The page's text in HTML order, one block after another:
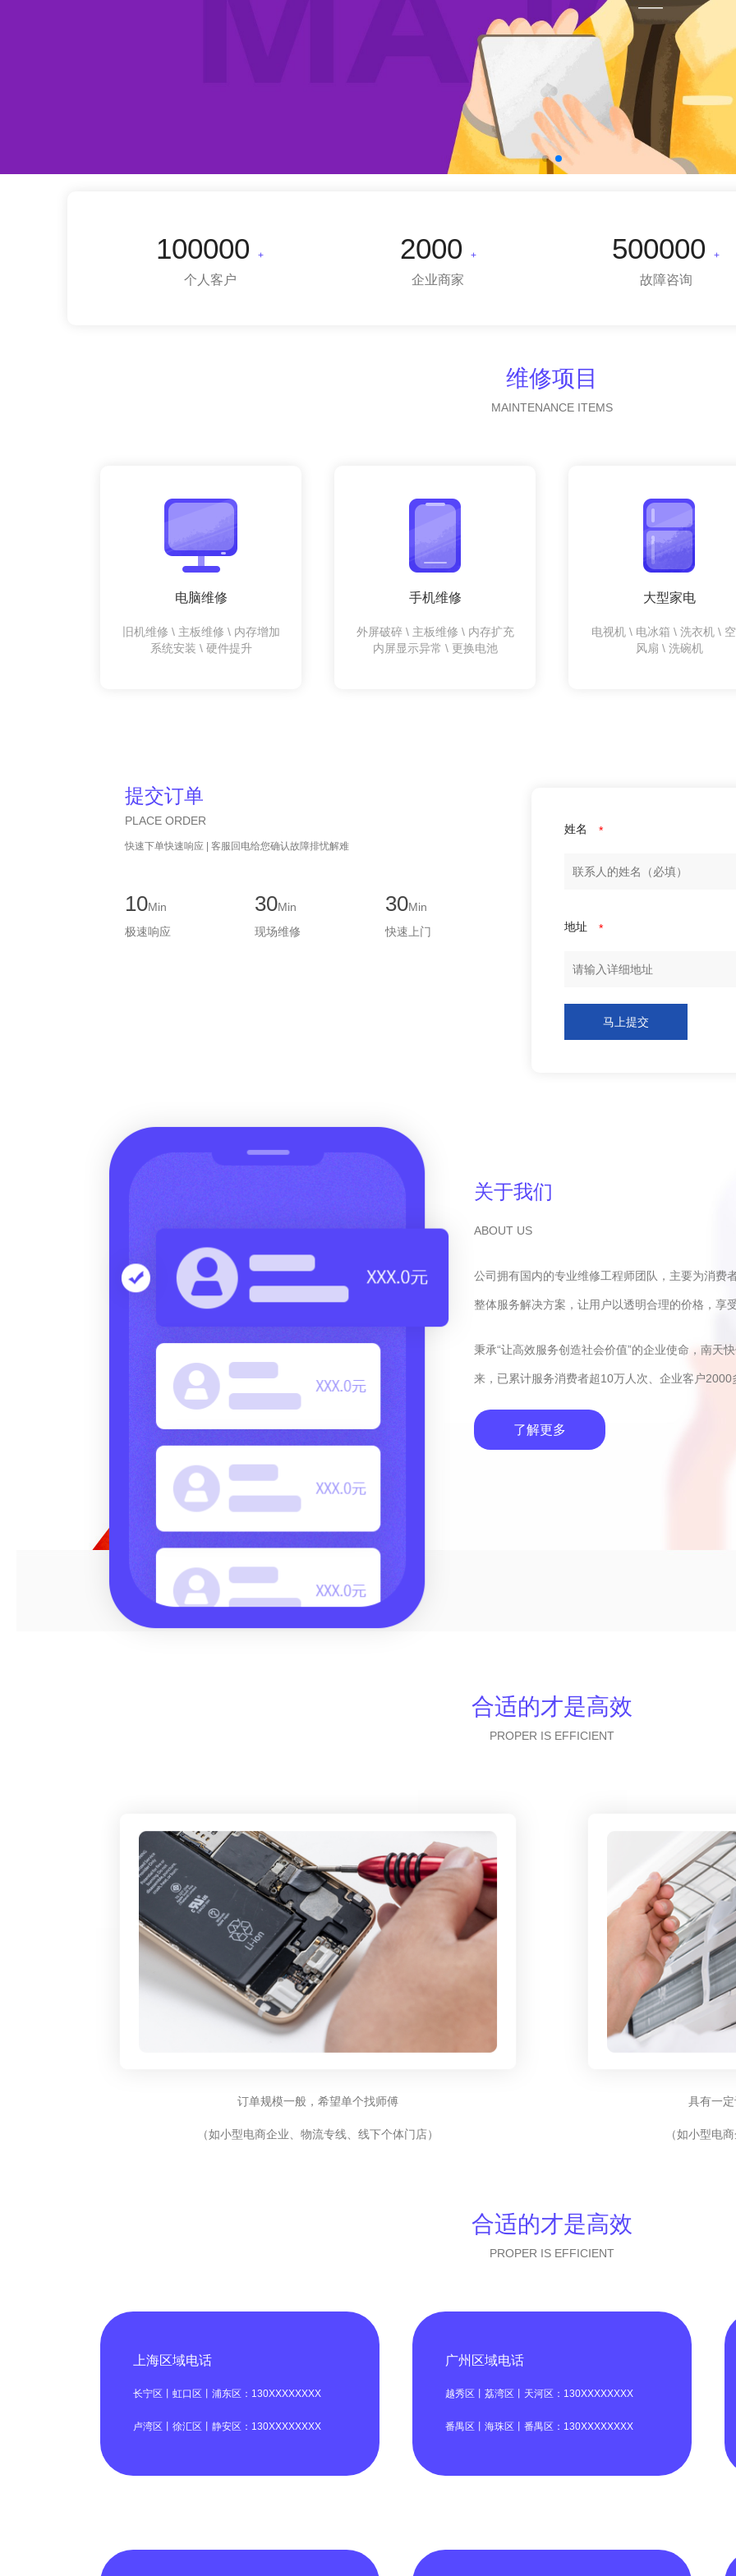
100000+
个人客户
2000 +
企业商家
500000+
故障咨询
维修项目
MAINTENANCE ITEMS
电脑维修
旧机维修 \ 主板维修 \ 内存增加
系统安装 \ 硬件提升
手机维修
外屏破碎 \ 主板维修 \ 内存扩充
内屏显示异常 \ 更换电池
大型家电
电视机 \ 电冰箱 \ 洗衣机 \
风扇 \ 洗碗机
提交订单
PLACE ORDER
快速下单快速响应 | 客服回电给您确认故障排忧解难
10Min
极速响应
30Min
现场维修
30Min
快速上门
姓名 *
地址 *
马上提交
关于我们
ABOUT US
公司拥有国内的专业维修工程师团队，主要为消费
整体服务解决方案，让用户以透明合理的价格，享
秉承“让高效服务创造社会价值”的企业使命，南天
来，已累计服务消费者超10万人次、企业客户2000
了解更多
合适的才是高效
PROPER IS EFFICIENT
订单规模一般，希望单个找师傅
（如小型电商企业、物流专线、线下个体门店）
具有一
（如小型电
合适的才是高效
PROPER IS EFFICIENT
上海区域电话
长宁区丨虹口区丨浦东区：130XXXXXXXX
卢湾区丨徐汇区丨静安区：130XXXXXXXX
广州区域电话
越秀区丨荔湾区丨天河区：130XXXXXXXX
番禺区丨海珠区丨番禺区：130XXXXXXXX